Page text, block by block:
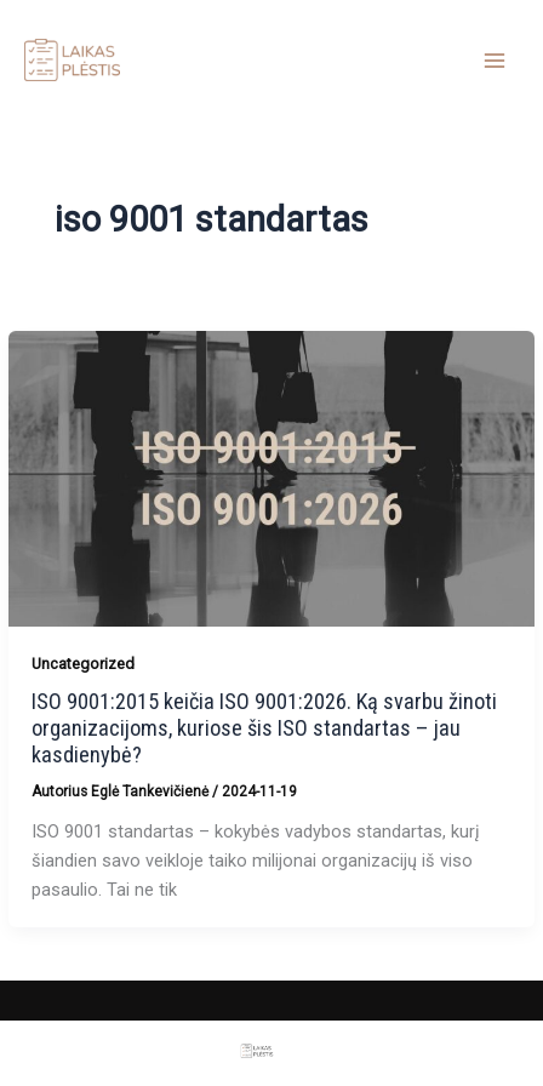
prie
turinio
iso 9001 standartas
Uncategorized
ISO 9001:2015 keičia ISO 9001:2026. Ką svarbu žinoti
organizacijoms, kuriose šis ISO standartas – jau
kasdienybė?
Autorius Eglė Tankevičienė/ 2024-11-19
ISO 9001 standartas – kokybės vadybos standartas, kurį
šiandien savo veikloje taiko milijonai organizacijų iš viso
pasaulio. Tai ne tik
TEL. NUMERIS+37061481427